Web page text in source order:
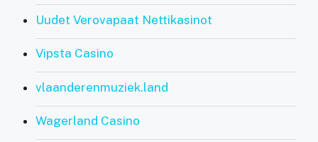
Uudet Verovapaat Nettikasinot
Vipsta Casino
vlaanderenmuziek.land
Wagerland Casino